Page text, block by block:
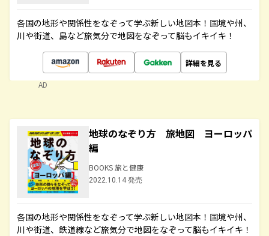
各国の地形や関係性をなぞって学ぶ新しい地図本！国境や州、
川や街道、島など旅気分で地図をなぞって脳もイキイキ！
詳細を見る
AD
地球のなぞり方 旅地図 ヨーロッパ
編
BOOKS 旅と健康
2022.10.14 発売
各国の地形や関係性をなぞって学ぶ新しい地図本！国境や州、
川や街道、鉄道線など旅気分で地図をなぞって脳もイキイキ！